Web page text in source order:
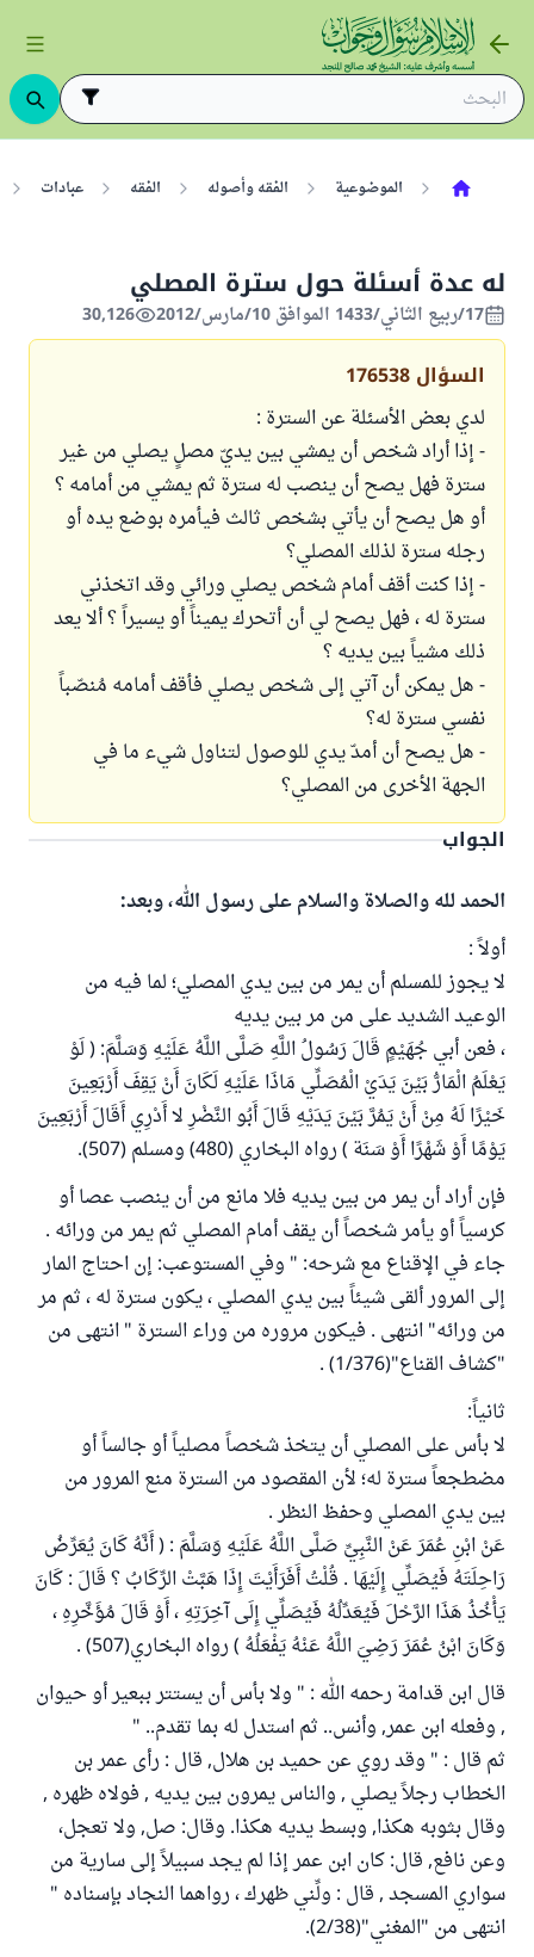
الموضوعية الفقه وأصوله الفقه عبادات
له عدة أسئلة حول سترة المصلي
17/ربيع الثاني/1433 الموافق 10/مارس/2012 30,126
السؤال 176538
لدي بعض الأسئلة عن السترة :
- إذا أراد شخص أن يمشي بين يديّ مصلٍ يصلي من غير
سترة فهل يصح أن ينصب له سترة ثم يمشي من أمامه ؟
أو هل يصح أن يأتي بشخص ثالث فيأمره بوضع يده أو
رجله سترة لذلك المصلي؟
- إذا كنت أقف أمام شخص يصلي ورائي وقد اتخذني
سترة له ، فهل يصح لي أن أتحرك يميناً أو يسيراً ؟ ألا يعد
ذلك مشياً بين يديه ؟
- هل يمكن أن آتي إلى شخص يصلي فأقف أمامه مُنصّباً
نفسي سترة له؟
- هل يصح أن أمدّ يدي للوصول لتناول شيء ما في
الجهة الأخرى من المصلي؟
الجواب
الحمد لله والصلاة والسلام على رسول الله، وبعد:
أولاً :
لا يجوز للمسلم أن يمر من بين يدي المصلي؛ لما فيه من
الوعيد الشديد على من مر بين يديه
، فعن أبي جُهَيْمٍ قَالَ رَسُولُ اللَّهِ صَلَّى اللَّهُ عَلَيْهِ وَسَلَّمَ: ( لَوْ
يَعْلَمُ الْمَارُّ بَيْنَ يَدَيْ الْمُصَلِّي مَاذَا عَلَيْهِ لَكَانَ أَنْ يَقِفَ أَرْبَعِينَ
خَيْرًا لَهُ مِنْ أَنْ يَمُرَّ بَيْنَ يَدَيْهِ قَالَ أَبُو النَّضْرِ لا أَدْرِي أَقَالَ أَرْبَعِينَ
يَوْمًا أَوْ شَهْرًا أَوْ سَنَة ) رواه البخاري (480) ومسلم (507).
فإن أراد أن يمر من بين يديه فلا مانع من أن ينصب عصا أو
كرسياً أو يأمر شخصاً أن يقف أمام المصلي ثم يمر من ورائه .
جاء في الإقناع مع شرحه: " وفي المستوعب: إن احتاج المار
إلى المرور ألقى شيئاً بين يدي المصلي ، يكون سترة له ، ثم مر
من ورائه" انتهى . فيكون مروره من وراء السترة " انتهى من
"كشاف القناع"(1/376) .
ثانياً:
لا بأس على المصلي أن يتخذ شخصاً مصلياً أو جالساً أو
مضطجعاً سترة له؛ لأن المقصود من السترة منع المرور من
بين يدي المصلي وحفظ النظر .
عَنْ ابْنِ عُمَرَ عَنْ النَّبِيِّ صَلَّى اللَّهُ عَلَيْهِ وَسَلَّمَ : ( أَنَّهُ كَانَ يُعَرِّضُ
رَاحِلَتَهُ فَيُصَلِّي إِلَيْهَا . قُلْتُ أَفَرَأَيْتَ إِذَا هَبَّتْ الرِّكَابُ ؟ قَالَ : كَانَ
يَأْخُذُ هَذَا الرَّحْلَ فَيُعَدِّلُهُ فَيُصَلِّي إِلَى آخِرَتِهِ ، أَوْ قَالَ مُؤَخَّرِهِ ،
وَكَانَ ابْنُ عُمَرَ رَضِيَ اللَّهُ عَنْهُ يَفْعَلُهُ ) رواه البخاري(507) .
قال ابن قدامة رحمه الله : " ولا بأس أن يستتر ببعير أو حيوان
, وفعله ابن عمر, وأنس.. ثم استدل له بما تقدم.. "
ثم قال : " وقد روي عن حميد بن هلال, قال : رأى عمر بن
الخطاب رجلاً يصلي , والناس يمرون بين يديه , فولاه ظهره ,
وقال بثوبه هكذا, وبسط يديه هكذا. وقال: صل, ولا تعجل،
وعن نافع, قال: كان ابن عمر إذا لم يجد سبيلاً إلى سارية من
سواري المسجد , قال : ولِّني ظهرك ، رواهما النجاد بإسناده "
انتهى من "المغني"(2/38).